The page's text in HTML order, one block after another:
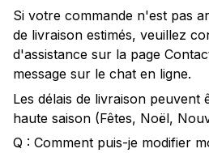
Si votre commande n'est pas
de livraison estimés, veuillez
d'assistance sur la page
message sur le chat en ligne.
Les délais de livraison peuvent
haute saison (Fêtes, Noël,
Q : Comment puis-je modifier